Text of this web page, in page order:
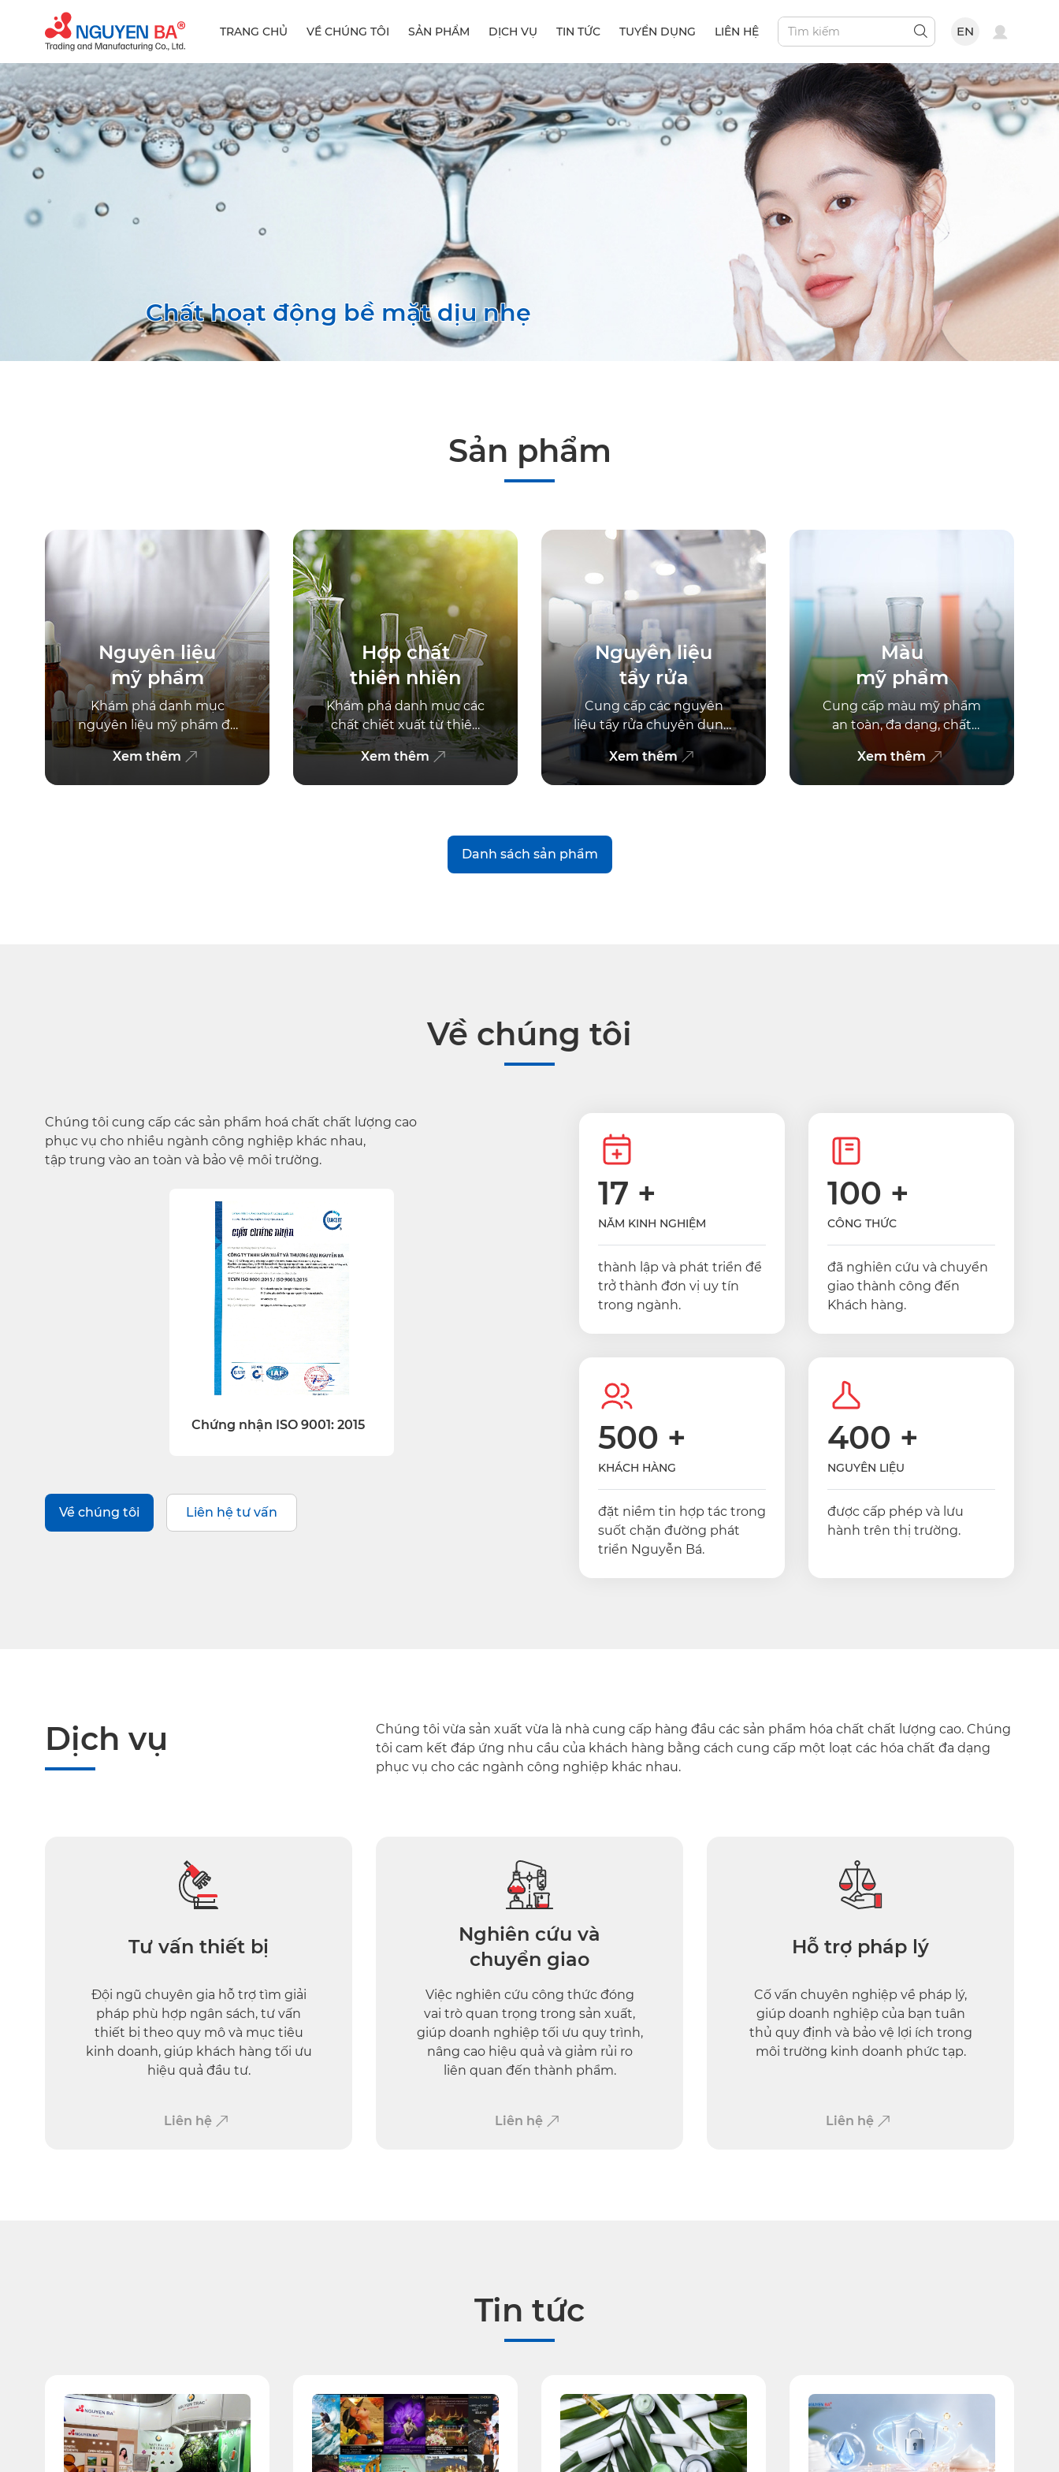
TRANG CHỦ VỀ CHÚNG TÔI SẢN PHẨM DỊCH VỤ TIN TỨC TUYỂN DỤNG LIÊN HỆ EN
Chất hoạt động bề mặt dịu nhẹ
Sản phẩm
Nguyên liệu
mỹ phẩm
Khám phá danh mục
nguyên liệu mỹ phẩm đa
dạng bao gồm các thành
phần tạo nền cho mỹ
Xem thêm
Hợp chất
thiên nhiên
Khám phá danh mục các
chất chiết xuất từ thiên
nhiên, tinh dầu thiên
nhiên và dầu thiên nhiên
Xem thêm
Nguyên liệu
tẩy rửa
Cung cấp các nguyên
liệu tẩy rửa chuyên dụng,
tạo bọt tốt và an toàn
cho da tay. Liên hệ ngay
để được tư vấn
Xem thêm
Màu
mỹ phẩm
Cung cấp màu mỹ phẩm
an toàn, đa dạng, chất
tạo màu an toàn gồm
màu tan dầu và màu tan
Xem thêm
Danh sách sản phẩm
Về chúng tôi
Chúng tôi cung cấp các sản phẩm hoá chất chất lượng cao
phục vụ cho nhiều ngành công nghiệp khác nhau,
tập trung vào an toàn và bảo vệ môi trường.
Chứng nhận ISO 9001: 2015
Về chúng tôi Liên hệ tư vấn
17 +
NĂM KINH NGHIỆM
thành lập và phát triển để
trở thành đơn vị uy tín
trong ngành.
100 +
CÔNG THỨC
đã nghiên cứu và chuyển
giao thành công đến
Khách hàng.
500 +
KHÁCH HÀNG
đặt niềm tin hợp tác trong
suốt chặn đường phát
triển Nguyễn Bá.
400 +
NGUYÊN LIỆU
được cấp phép và lưu
hành trên thị trường.
Dịch vụ
Chúng tôi vừa sản xuất vừa là nhà cung cấp hàng đầu các sản phẩm hóa chất chất lượng cao. Chúng
tôi cam kết đáp ứng nhu cầu của khách hàng bằng cách cung cấp một loạt các hóa chất đa dạng
phục vụ cho các ngành công nghiệp khác nhau.
Tư vấn thiết bị
Đội ngũ chuyên gia hỗ trợ tìm giải
pháp phù hợp ngân sách, tư vấn
thiết bị theo quy mô và mục tiêu
kinh doanh, giúp khách hàng tối ưu
hiệu quả đầu tư.
Liên hệ
Nghiên cứu và
chuyển giao
Việc nghiên cứu công thức đóng
vai trò quan trọng trong sản xuất,
giúp doanh nghiệp tối ưu quy trình,
nâng cao hiệu quả và giảm rủi ro
liên quan đến thành phẩm.
Liên hệ
Hỗ trợ pháp lý
Cố vấn chuyên nghiệp về pháp lý,
giúp doanh nghiệp của bạn tuân
thủ quy định và bảo vệ lợi ích trong
môi trường kinh doanh phức tạp.
Liên hệ
Tin tức